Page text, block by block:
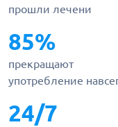
прошли лечени
85%
прекращают
употребление
24/7